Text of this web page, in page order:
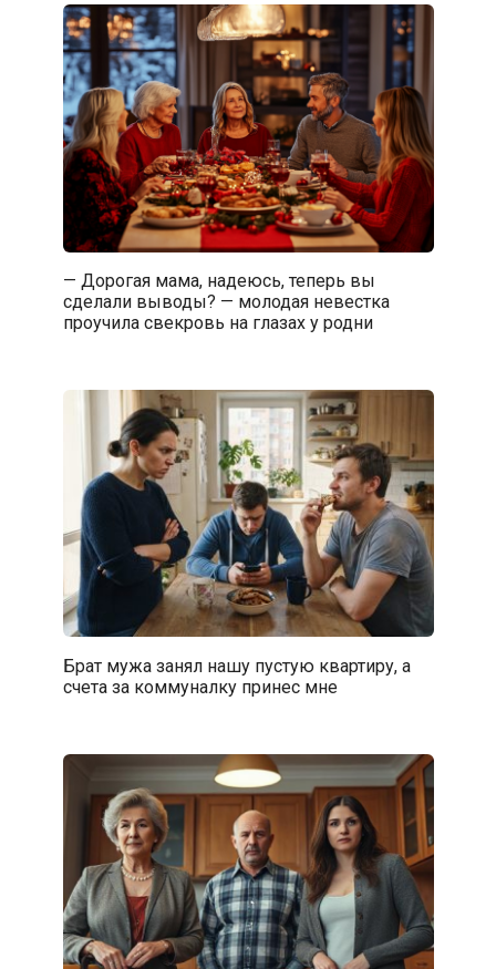
— Дорогая мама, надеюсь, теперь вы
сделали выводы? — молодая невестка
проучила свекровь на глазах у родни
Брат мужа занял нашу пустую квартиру, а
счета за коммуналку принес мне